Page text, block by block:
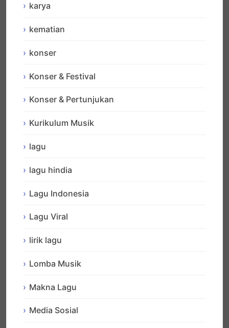
karya
kematian
konser
Konser & Festival
Konser & Pertunjukan
Kurikulum Musik
lagu
lagu hindia
Lagu Indonesia
Lagu Viral
lirik lagu
Lomba Musik
Makna Lagu
Media Sosial